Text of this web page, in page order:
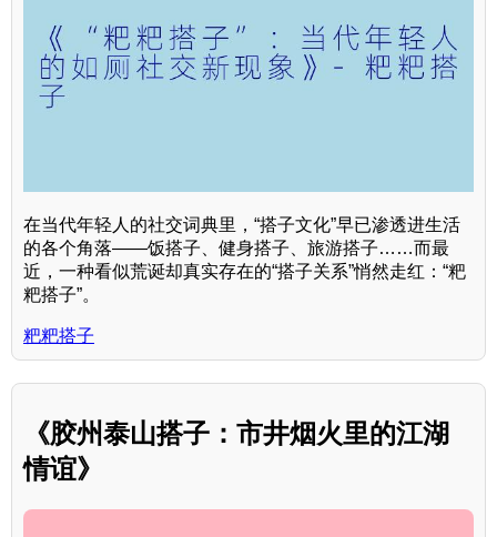
在当代年轻人的社交词典里，“搭子文化”早已渗透进生活
的各个角落——饭搭子、健身搭子、旅游搭子……而最
近，一种看似荒诞却真实存在的“搭子关系”悄然走红：“粑
粑搭子”。
粑粑搭子
《胶州泰山搭子：市井烟火里的江湖
情谊》